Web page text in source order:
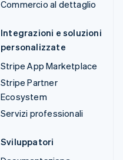
Commercio al dettaglio
Integrazioni e soluzioni
personalizzate
Stripe App Marketplace
Stripe Partner
Ecosystem
Servizi professionali
Sviluppatori